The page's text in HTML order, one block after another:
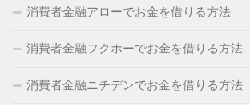
消費者金融アローでお金を借りる方法
消費者金融フクホーでお金を借りる方法
消費者金融ニチデンでお金を借りる方法